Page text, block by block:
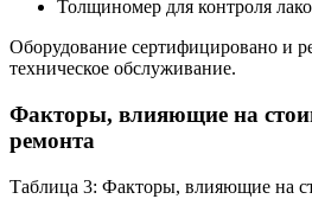
Толщиномер для контроля
Оборудование сертифицировано и
техническое обслуживание.
Факторы, влияющие на
ремонта
Таблица 3: Факторы, влияющие на